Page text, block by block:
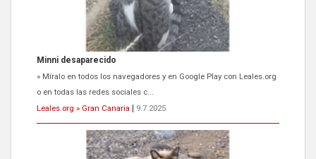
Minni desaparecido
» Míralo en todos los navegadores y en Google Play con Leales.org
o en todas las redes sociales c...
Leales.org » Gran Canaria
9.7.2025